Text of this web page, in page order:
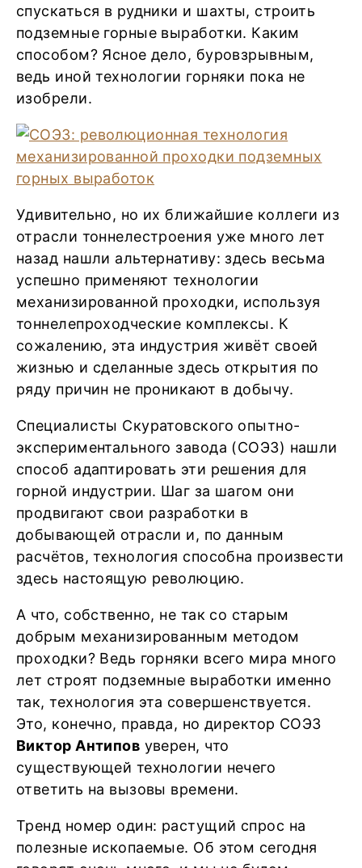
спускаться в рудники и шахты, строить
подземные горные выработки. Каким
способом? Ясное дело, буровзрывным,
ведь иной технологии горняки пока не
изобрели.
Удивительно, но их ближайшие коллеги из
отрасли тоннелестроения уже много лет
назад нашли альтернативу: здесь весьма
успешно применяют технологии
механизированной проходки, используя
тоннелепроходческие комплексы. К
сожалению, эта индустрия живёт своей
жизнью и сделанные здесь открытия по
ряду причин не проникают в добычу.
Специалисты Скуратовского опытно-
экспериментального завода (СОЭЗ) нашли
способ адаптировать эти решения для
горной индустрии. Шаг за шагом они
продвигают свои разработки в
добывающей отрасли и, по данным
расчётов, технология способна произвести
здесь настоящую революцию.
А что, собственно, не так со старым
добрым механизированным методом
проходки? Ведь горняки всего мира много
лет строят подземные выработки именно
так, технология эта совершенствуется.
Это, конечно, правда, но директор СОЭЗ
Виктор Антипов уверен, что
существующей технологии нечего
ответить на вызовы времени.
Тренд номер один: растущий спрос на
полезные ископаемые. Об этом сегодня